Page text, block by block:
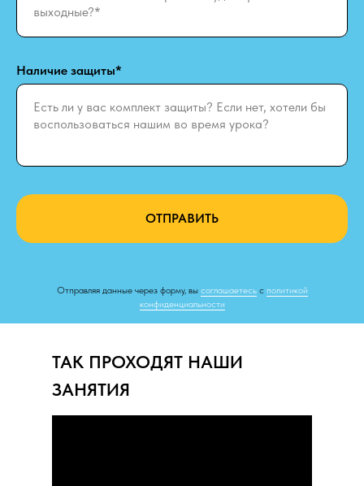
Наличие защиты*
ОТПРАВИТЬ
Отправляя данные через форму, вы соглашаетесьс политикой
конфиденциальности
ТАК ПРОХОДЯТ НАШИ
ЗАНЯТИЯ